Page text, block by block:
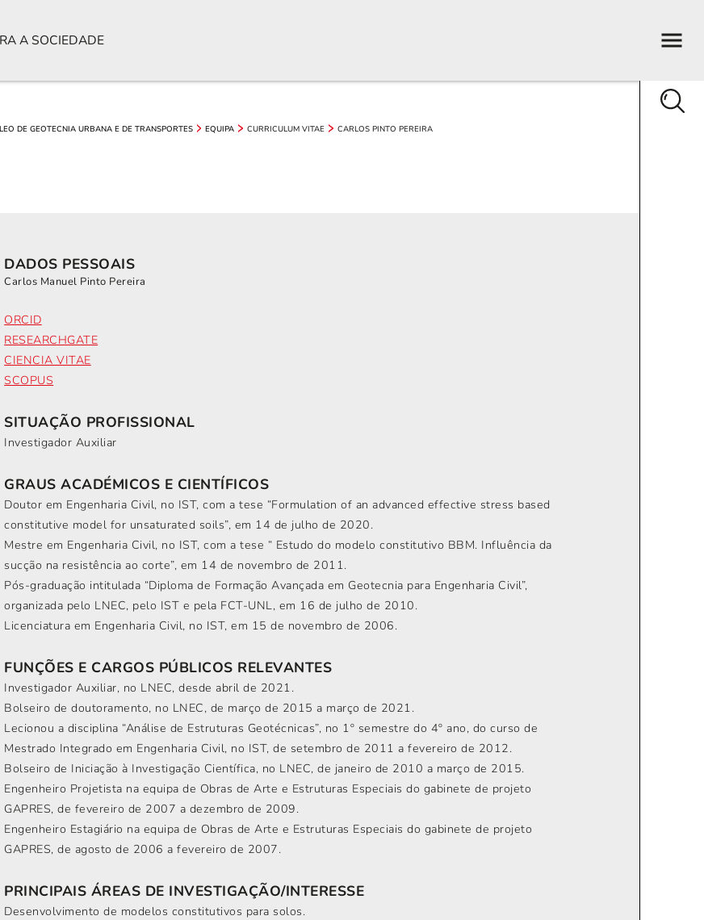
A SOCIEDADE
DE GEOTECNIA URBANA E DE TRANSPORTES EQUIPA CURRICULUM VITAE CARLOS PINTO PEREIRA
DADOS PESSOAIS
Carlos Manuel Pinto Pereira
ORCID
RESEARCHGATE
CIENCIA VITAE
SCOPUS
SITUAÇÃO PROFISSIONAL
Investigador Auxiliar
GRAUS ACADÉMICOS E CIENTÍFICOS
Doutor em Engenharia Civil, no IST, com a tese “Formulation of an advanced effective stress based
constitutive model for unsaturated soils”, em 14 de julho de 2020.
Mestre em Engenharia Civil, no IST, com a tese “ Estudo do modelo constitutivo BBM. Influência da
sucção na resistência ao corte”, em 14 de novembro de 2011.
Pós-graduação intitulada “Diploma de Formação Avançada em Geotecnia para Engenharia Civil”,
organizada pelo LNEC, pelo IST e pela FCT-UNL, em 16 de julho de 2010.
Licenciatura em Engenharia Civil, no IST, em 15 de novembro de 2006.
FUNÇÕES E CARGOS PÚBLICOS RELEVANTES
Investigador Auxiliar, no LNEC, desde abril de 2021.
Bolseiro de doutoramento, no LNEC, de março de 2015 a março de 2021.
Lecionou a disciplina “Análise de Estruturas Geotécnicas”, no 1º semestre do 4º ano, do curso de
Mestrado Integrado em Engenharia Civil, no IST, de setembro de 2011 a fevereiro de 2012.
Bolseiro de Iniciação à Investigação Científica, no LNEC, de janeiro de 2010 a março de 2015.
Engenheiro Projetista na equipa de Obras de Arte e Estruturas Especiais do gabinete de projeto
GAPRES, de fevereiro de 2007 a dezembro de 2009.
Engenheiro Estagiário na equipa de Obras de Arte e Estruturas Especiais do gabinete de projeto
GAPRES, de agosto de 2006 a fevereiro de 2007.
PRINCIPAIS ÁREAS DE INVESTIGAÇÃO/INTERESSE
Desenvolvimento de modelos constitutivos para solos.